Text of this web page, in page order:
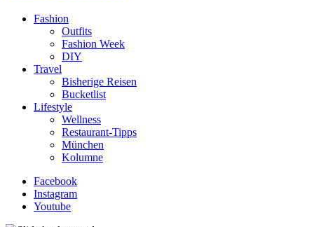
Fashion
Outfits
Fashion Week
DIY
Travel
Bisherige Reisen
Bucketlist
Lifestyle
Wellness
Restaurant-Tipps
München
Kolumne
Facebook
Instagram
Youtube